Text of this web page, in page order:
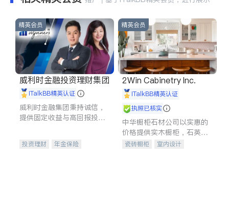
精英会员
威利时金融投资理财集团
iTalkBB精英认证
威利时金融集团秉持诚信，
提供固定收益与高回报投资
合，助力客户实现目标
投资理财
年金保险
精英会员
2Win Cabinetry Inc.
iTalkBB精英认证
执照已核实
中华橱柜石材公司以实惠的
价格提供实木橱柜，石英石
台面，多种优质不锈钢水
瓷砖橱柜
室内设计